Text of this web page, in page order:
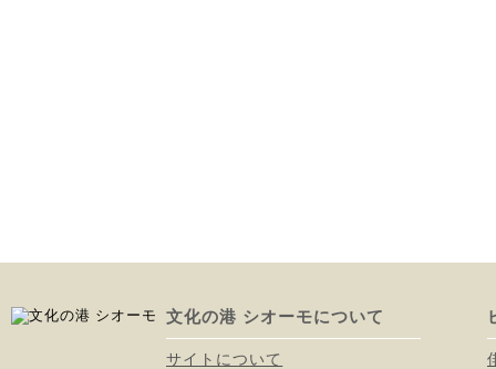
文化の港 シオーモについて
サイトについて